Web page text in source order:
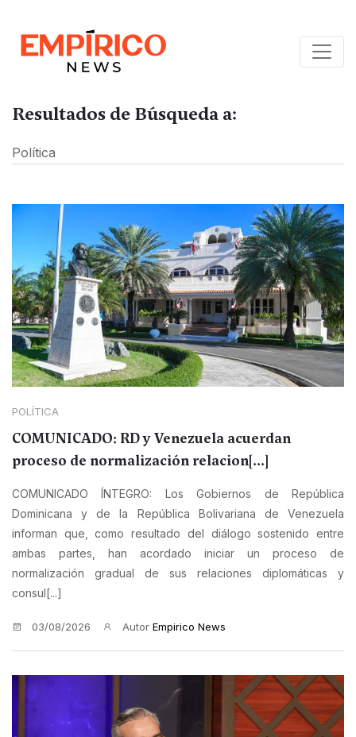
Resultados de Búsqueda a:
Política
POLÍTICA
COMUNICADO: RD y Venezuela acuerdan
proceso de normalización relacion[...]
COMUNICADO ÍNTEGRO: Los Gobiernos de República
Dominicana y de la República Bolivariana de Venezuela
informan que, como resultado del diálogo sostenido entre
ambas partes, han acordado iniciar un proceso de
normalización gradual de sus relaciones diplomáticas y
consul[...]
03/08/2026 Autor Empirico News